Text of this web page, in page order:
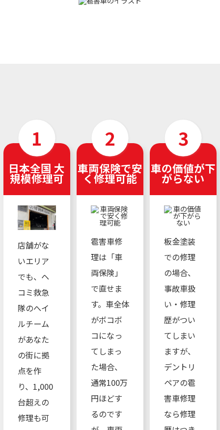
日本全国 大
規模修理可
店舗がな
いエリア
でも、ヘ
コミ救急
隊のへイ
ルチーム
があなた
の街に拠
点を作
り、1,000
台超えの
修理も可
車両保険で安
く修理可能
雹害車修
理は「車
両保険」
で直せま
す。車全体
がボコボ
コになっ
てしまっ
た場合、
通常100万
円ほどす
るのです
車の価値が下
がらない
板金塗装
での修理
の場合、
事故車扱
い・修理
歴がつい
てしまい
ますが、
デントリ
ペアの雹
害車修理
なら修理